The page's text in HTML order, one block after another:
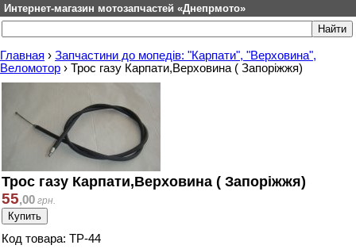
Интернет-магазин мотозапчастей «Днепрмото»
Главная › Запчастини до мопедів: "Карпати", "Верховина",
Веломотор › Трос газу Карпати,Верховина ( Запоріжжя)
Трос газу Карпати,Верховина ( Запоріжжя)
55,00 грн.
Код товара: ТР-44